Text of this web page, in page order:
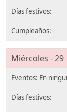
Miércoles - 29